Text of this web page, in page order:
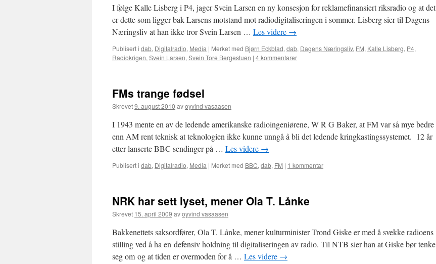
I følge Kalle Lisberg i P4, jager Svein Larsen en ny konsesjon for reklamefinansiert riksradio og at det
er dette som ligger bak Larsens motstand mot radiodigitaliseringen i sommer. Lisberg sier til Dagens
Næringsliv at han ikke tror Svein Larsen … Les videre →
Publisert i dab, Digitalradio, Media | Merket med Bjørn Eckblad, dab, Dagens Næringsliv, FM, Kalle Lisberg, P4,
Radiokrigen, Svein Larsen, Svein Tore Bergestuen | 4 kommentarer
FMs trange fødsel
Skrevet9. august 2010 avoyvind vasaasen
I 1943 mente en av de ledende amerikanske radioingeniørene, W R G Baker, at FM var så mye bedre
enn AM rent teknisk at teknologien ikke kunne unngå å bli det ledende kringkastingssystemet. 12 år
etter lanserte BBC sendinger på … Les videre →
Publisert i dab, Digitalradio, Media | Merket med BBC, dab, FM | 1 kommentar
NRK har sett lyset, mener Ola T. Lånke
Skrevet 15. april 2009 avoyvind vasaasen
Bakkenettets saksordfører, Ola T. Lånke, mener kulturminister Trond Giske er med å svekke radioens
stilling ved å ha en defensiv holdning til digitaliseringen av radio. Til NTB sier han at Giske bør tenke
seg om og at tiden er overmoden for å … Les videre →